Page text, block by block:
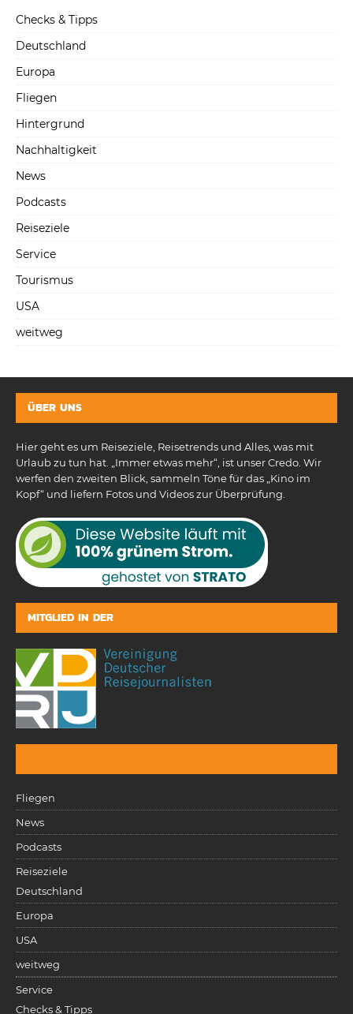
Checks & Tipps
Deutschland
Europa
Fliegen
Hintergrund
Nachhaltigkeit
News
Podcasts
Reiseziele
Service
Tourismus
USA
weitweg
ÜBER UNS
Hier geht es um Reiseziele, Reisetrends und Alles, was mit
Urlaub zu tun hat. „Immer etwas mehr“, ist unser Credo. Wir
werfen den zweiten Blick, sammeln Töne für das „Kino im
Kopf“ und liefern Fotos und Videos zur Überprüfung.
MITGLIED IN DER
Fliegen
News
Podcasts
Reiseziele
Deutschland
Europa
USA
weitweg
Service
Checks & Tipps